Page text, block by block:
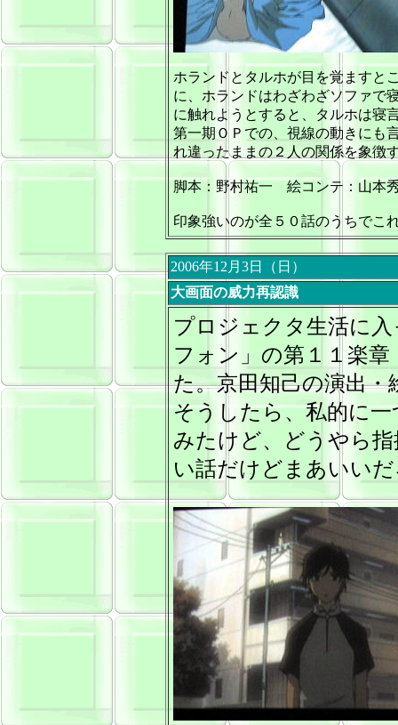
ホランドとタルホが目を覚ますと
に、ホランドはわざわざソファで
に触れようとすると、タルホは寝
第一期ＯＰでの、視線の動きにも
れ違ったままの２人の関係を象徴
脚本：野村祐一 絵コンテ：山本
印象強いのが全５０話のうちでこ
2006年12月3日（日）
大画面の威力再認識
プロジェクタ生活に
フォン」の第１１楽
た。京田知己の演出
そうしたら、私的に
みたけど、どうやら
い話だけどまあいい